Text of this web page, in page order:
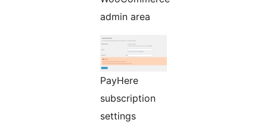
admin area
PayHere
subscription
settings